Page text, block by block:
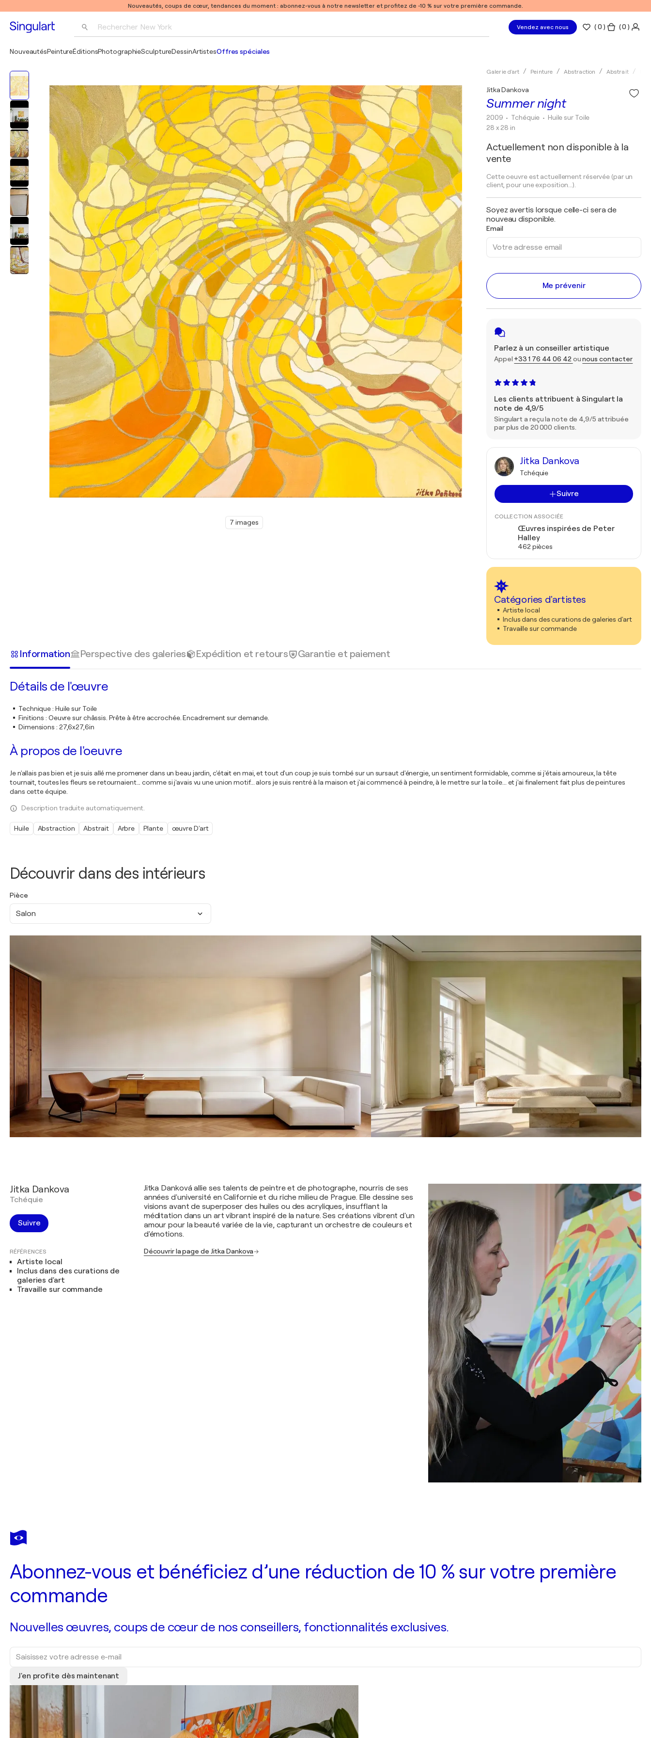
Nouveautés, coups de cœur, tendances du moment : abonnez-vous à notre newsletter et profitez de -10 % sur votre première commande.
Rechercher New York
Pablo Picasso
Vendez avec nous (0 ) ( 0 )
NouveautésPeintureÉditionsPhotographieSculptureDessinArtistesOffres spéciales
7 images
Galerie d'art Peinture Abstraction Abstrait
Summer night
Jitka Dankova
2009 • Tchéquie • Huile sur Toile
28 x 28 in
Actuellement non disponible à la
vente
Cette oeuvre est actuellement réservée (par un
client, pour une exposition...).
Soyez avertis lorsque celle-ci sera de
nouveau disponible.
Email
Me prévenir
Parlez à un conseiller artistique
Appel +33 1 76 44 06 42 ounous contacter
Les clients attribuent à Singulart la
note de 4,9/5
Singulart a reçu la note de 4,9/5 attribuée
par plus de 20 000 clients.
Jitka Dankova
Tchéquie
Suivre
COLLECTION ASSOCIÉE
Œuvres inspirées de Peter
Halley
462 pièces
Catégories d'artistes
Artiste local
Inclus dans des curations de galeries d'art
Travaille sur commande
Découvrir dans des intérieurs
Pièce
Salon
Information Perspective des galeries Expédition et retours Garantie et paiement
Détails de l'œuvre
Technique: Huile sur Toile
Finitions : Oeuvre sur châssis. Prête à être accrochée. Encadrement sur demande.
Dimensions : 27,6x27,6in
À propos de l'oeuvre
Je n'allais pas bien et je suis allé me promener dans un beau jardin, c'était en mai, et tout d'un coup je suis tombé sur un sursaut d'énergie, un sentiment formidable, comme si j'étais amoureux, la tête
tournait, toutes les fleurs se retournaient... comme si j'avais vu une union motif... alors je suis rentré à la maison et j'ai commencé à peindre, à le mettre sur la toile... et j'ai finalement fait plus de peintures
dans cette équipe.
Description traduite automatiquement.
Huile Abstraction Abstrait Arbre Plante œuvre D'art
Jitka Dankova
Tchéquie
Suivre
RÉFÉRENCES
Artiste local
Inclus dans des curations de
galeries d'art
Travaille sur commande
Jitka Danková allie ses talents de peintre et de photographe, nourris de ses
années d'université en Californie et du riche milieu de Prague. Elle dessine ses
visions avant de superposer des huiles ou des acryliques, insufflant la
méditation dans un art vibrant inspiré de la nature. Ses créations vibrent d'un
amour pour la beauté variée de la vie, capturant un orchestre de couleurs et
d'émotions.
Découvrir la page de Jitka Dankova
Abonnez-vous et bénéficiez d’une réduction de 10 % sur votre première
commande
Nouvelles œuvres, coups de cœur de nos conseillers, fonctionnalités exclusives.
J'en profite dès maintenant